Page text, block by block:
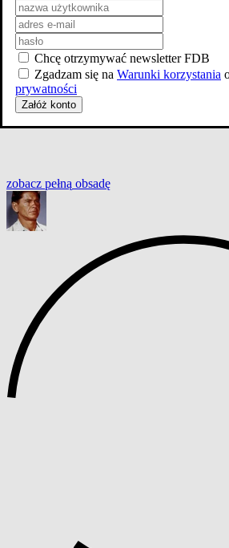
zobacz pełną obsadę
Chcę otrzymywać newsletter FDB
Zgadzam się na Warunki korzystania
prywatności
Załóż konto